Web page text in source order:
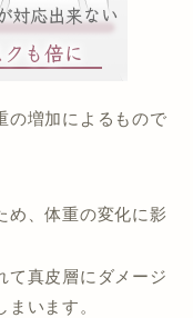
の増加によるもので
め、体重の変化に影
て真皮層にダメージ
います。